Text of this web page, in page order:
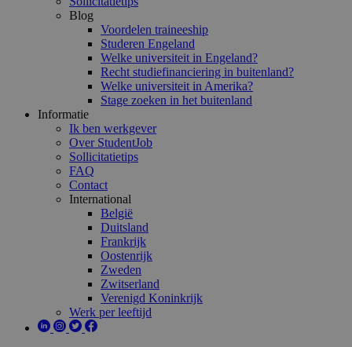
Blog
Voordelen traineeship
Studeren Engeland
Welke universiteit in Engeland?
Recht studiefinanciering in buitenland?
Welke universiteit in Amerika?
Stage zoeken in het buitenland
Informatie
Ik ben werkgever
Over StudentJob
Sollicitatietips
FAQ
Contact
International
België
Duitsland
Frankrijk
Oostenrijk
Zweden
Zwitserland
Verenigd Koninkrijk
Werk per leeftijd